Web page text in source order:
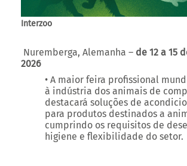
Nuremberga, Alemanha –de 12 a 15
2026
à indústria dos animais de
para produtos destinados a
cumprindo os requisitos de
higiene e flexibilidade do setor.